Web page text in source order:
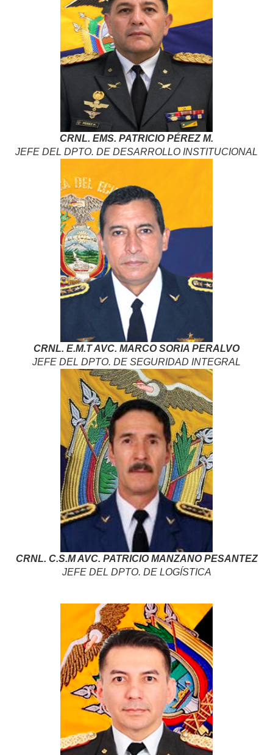
CRNL. EMS. PATRICIO PÉREZ M.
JEFE DEL DPTO. DE DESARROLLO INSTITUCIONAL
CRNL. E.M.T AVC. MARCO SORIA PERALVO
JEFE DEL DPTO. DE SEGURIDAD INTEGRAL
CRNL. C.S.M AVC. PATRICIO MANZANO PESANTEZ
JEFE DEL DPTO. DE LOGÍSTICA